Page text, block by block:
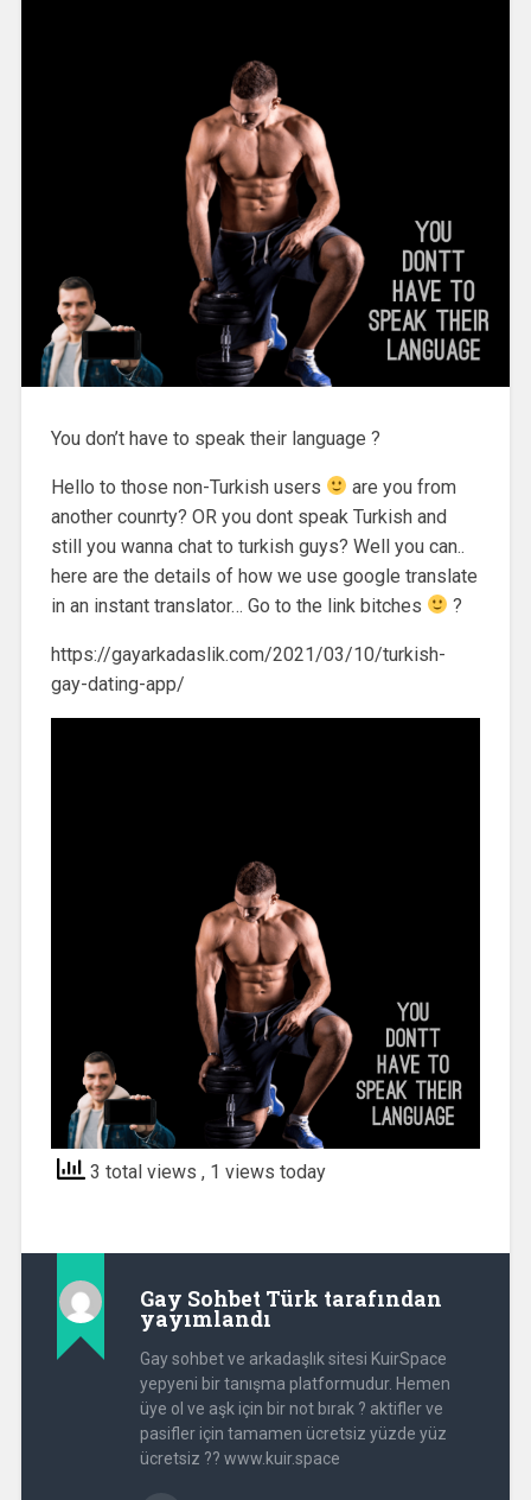
You don’t have to speak their language ?
Hello to those non-Turkish users
are you from
another counrty? OR you dont speak Turkish and
still you wanna chat to turkish guys? Well you can..
here are the details of how we use google translate
in an instant translator… Go to the link bitches
?
https://gayarkadaslik.com/2021/03/10/turkish-
gay-dating-app/
3 total views , 1 views today
Gay Sohbet Türk tarafından
yayımlandı
Gay sohbet ve arkadaşlık sitesi KuirSpace
yepyeni bir tanışma platformudur. Hemen
üye ol ve aşk için bir not bırak ? aktifler ve
pasifler için tamamen ücretsiz yüzde yüz
ücretsiz ?? www.kuir.space